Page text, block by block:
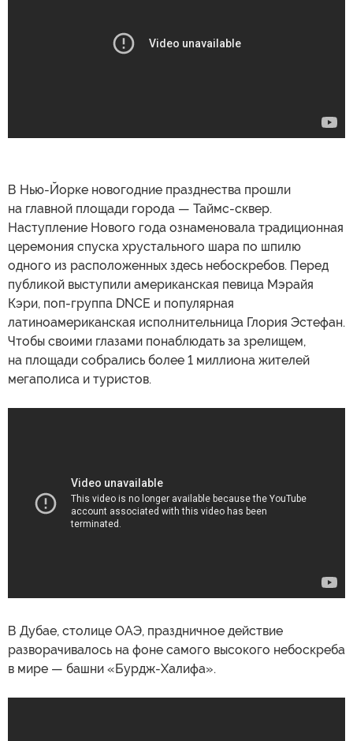
В Нью-Йорке новогодние празднества прошли
на главной площади города — Таймс-сквер.
Наступление Нового года ознаменовала традиционная
церемония спуска хрустального шара по шпилю
одного из расположенных здесь небоскребов. Перед
публикой выступили американская певица Мэрайя
Кэри, поп-группа DNCE и популярная
латиноамериканская исполнительница Глория Эстефан.
Чтобы своими глазами понаблюдать за зрелищем,
на площади собрались более 1 миллиона жителей
мегаполиса и туристов.
В Дубае, столице ОАЭ, праздничное действие
разворачивалось на фоне самого высокого небоскреба
в мире — башни «Бурдж-Халифа».